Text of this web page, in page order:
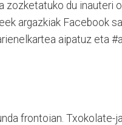
zozketatuko du inauteri
argazkiak Facebook
aipatuz eta
frontoian. Txokolate-